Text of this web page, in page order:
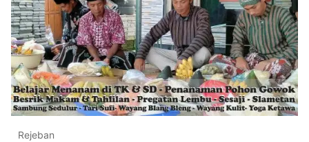
Rejeban